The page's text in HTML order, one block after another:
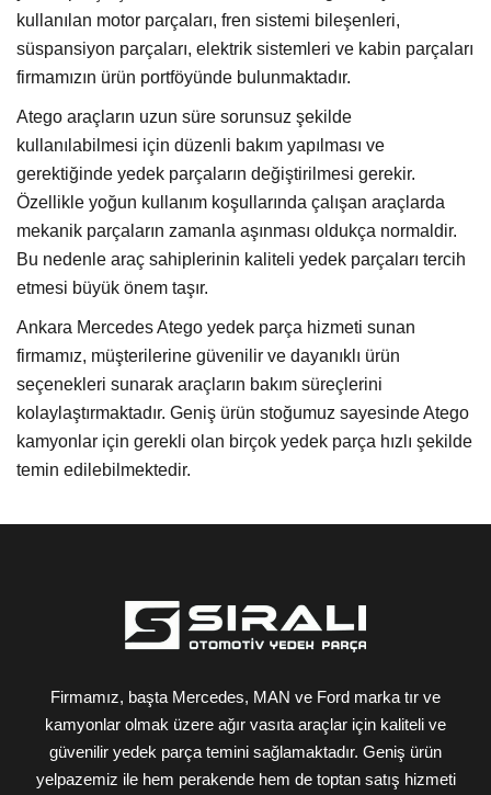
kullanılan motor parçaları, fren sistemi bileşenleri,
süspansiyon parçaları, elektrik sistemleri ve kabin parçaları
firmamızın ürün portföyünde bulunmaktadır.
Atego araçların uzun süre sorunsuz şekilde
kullanılabilmesi için düzenli bakım yapılması ve
gerektiğinde yedek parçaların değiştirilmesi gerekir.
Özellikle yoğun kullanım koşullarında çalışan araçlarda
mekanik parçaların zamanla aşınması oldukça normaldir.
Bu nedenle araç sahiplerinin kaliteli yedek parçaları tercih
etmesi büyük önem taşır.
Ankara Mercedes Atego yedek parça hizmeti sunan
firmamız, müşterilerine güvenilir ve dayanıklı ürün
seçenekleri sunarak araçların bakım süreçlerini
kolaylaştırmaktadır. Geniş ürün stoğumuz sayesinde Atego
kamyonlar için gerekli olan birçok yedek parça hızlı şekilde
temin edilebilmektedir.
Firmamız, başta Mercedes, MAN ve Ford marka tır ve
kamyonlar olmak üzere ağır vasıta araçlar için kaliteli ve
güvenilir yedek parça temini sağlamaktadır. Geniş ürün
yelpazemiz ile hem perakende hem de toptan satış hizmeti